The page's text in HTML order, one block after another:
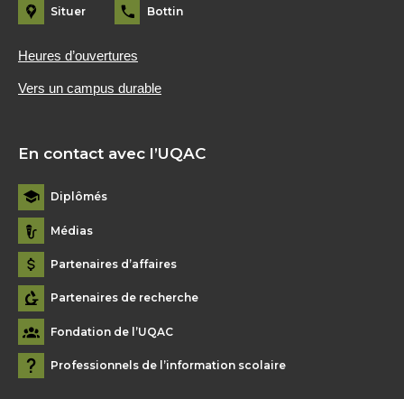
Situer Bottin
Heures d’ouvertures
Vers un campus durable
En contact avec l’UQAC
Diplômés
Médias
Partenaires d’affaires
Partenaires de recherche
Fondation de l’UQAC
Professionnels de l’information scolaire